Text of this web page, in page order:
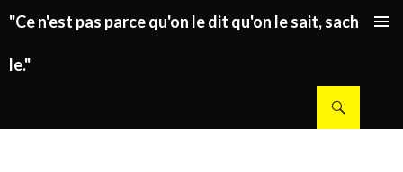
"Ce n'est pas parce qu'on le dit qu'on le sait, sachez
le."